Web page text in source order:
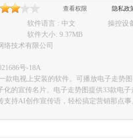
查看权限 隐私政
软件语言 : 中文
操控设
软件大小: 9.37MB
络技术有限公司
号-18A
款电视上安装的软件。可播放电子走势图
化的宣传名片。电子走势图提供33款电
支持AI创作宣传语，轻松搞定营销那点事